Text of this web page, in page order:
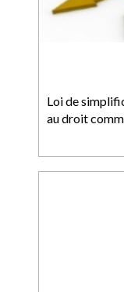
Loi de
au droit